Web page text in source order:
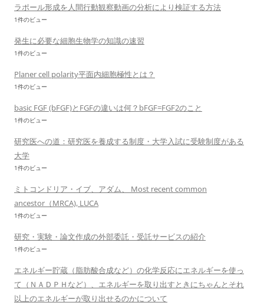
ラポール形成を人間行動観察動画の分析により検証する方法
1件のビュー
発生に必要な細胞生物学の知識の速習
1件のビュー
Planer cell polarity平面内細胞極性とは？
1件のビュー
basic FGF (bFGF)とFGFの違いは何？bFGF=FGF2のこと
1件のビュー
研究医への道：研究医を養成する制度・大学入試に受験制度がある
大学
1件のビュー
ミトコンドリア・イブ、アダム、 Most recent common
ancestor（MRCA), LUCA
1件のビュー
研究・実験・論文作成の外部委託・受託サービスの紹介
1件のビュー
エネルギー貯蔵（脂肪酸合成など）の化学反応にエネルギーを使っ
て（ＮＡＤＰＨなど）、エネルギーを取り出すときにちゃんとそれ
以上のエネルギーが取り出せるのかについて